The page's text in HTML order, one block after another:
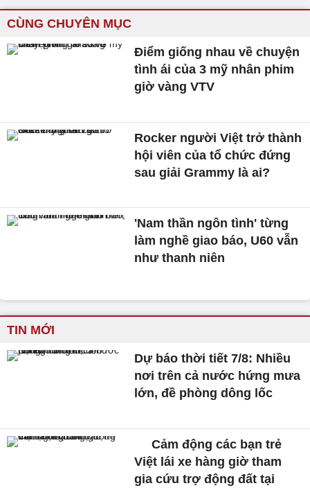
CÙNG CHUYÊN MỤC
Điểm giống nhau về chuyện
tình ái của 3 mỹ nhân phim
giờ vàng VTV
Rocker người Việt trở thành
hội viên của tổ chức đứng
sau giải Grammy là ai?
'Nam thần ngôn tình' từng
làm nghề giao báo, U60 vẫn
như thanh niên
TIN MỚI
Dự báo thời tiết 7/8: Nhiều
nơi trên cả nước hứng mưa
lớn, đề phòng dông lốc
Cảm động các bạn trẻ
Việt lái xe hàng giờ tham
gia cứu trợ động đất tại